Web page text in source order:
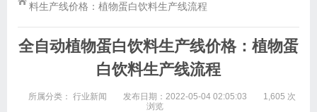
料生产线价格：植物蛋白饮料生产线流程
全自动植物蛋白饮料生产线价格：植物蛋
白饮料生产线流程
所属分类： 行业新闻 发布日期：2022-05-04 02:05:03
1,605 次
浏览